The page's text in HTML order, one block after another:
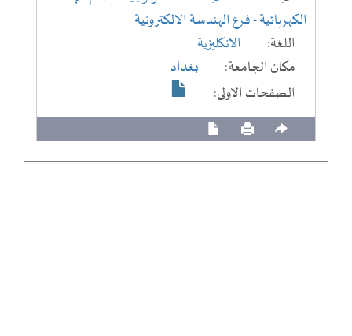
الكهربائية- فرع الهندسة الالكترونية
اللغة:
الانكليزية
مكان الجامعة:
بغداد
الصفحات الاولى: